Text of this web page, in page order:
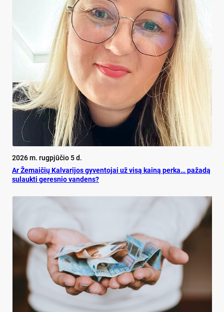
2026 m. rugpjūčio 5 d.
Ar Že­mai­čių Kal­va­ri­jos gy­ven­to­jai už vi­są kai­ną per­ka… pa­ža­dą
su­lauk­ti ge­res­nio van­dens?